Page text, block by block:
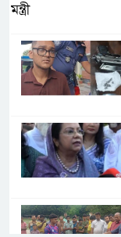
মন্ত্রী